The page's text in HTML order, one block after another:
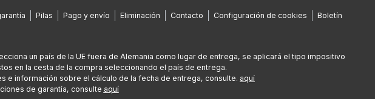
Pilas Pago y envío Eliminación Contacto Configuración de cookies
Boletín
un país de la UE fuera de Alemania como lugar de entrega, se aplicará el tipo impositivo
en la cesta de la compra seleccionando el país de entrega.
e información sobre el cálculo de la fecha de entrega, consulte. aquí
de garantía, consulte aquí